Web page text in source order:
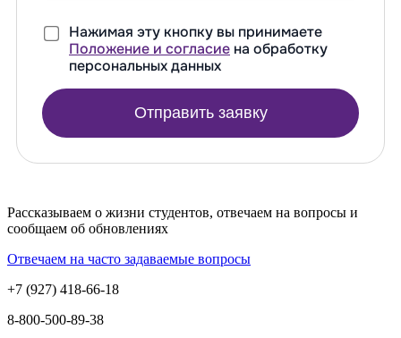
Нажимая эту кнопку вы принимаете
Положение и согласие на обработку
персональных данных
Отправить заявку
Рассказываем о жизни студентов, отвечаем на вопросы и
сообщаем об обновлениях
Отвечаем на часто задаваемые вопросы
+7 (927) 418-66-18
8-800-500-89-38